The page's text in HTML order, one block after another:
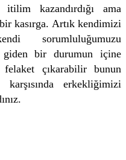
kazandırdığı ama
kasırga. Artık kendimizi
sorumluluğumuzu
giden bir durumun içine
çıkarabilir bunun
erkekliğimizi